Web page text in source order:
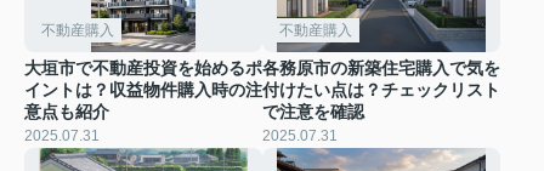
不動産購入
大垣市で不動産投資を始めるポ
イントは？収益物件購入時の注
意点も紹介
2025.07.31
不動産購入
各務原市の新築住宅購入で気を
付けたい点は？チェックリスト
で注意を確認
2025.07.31